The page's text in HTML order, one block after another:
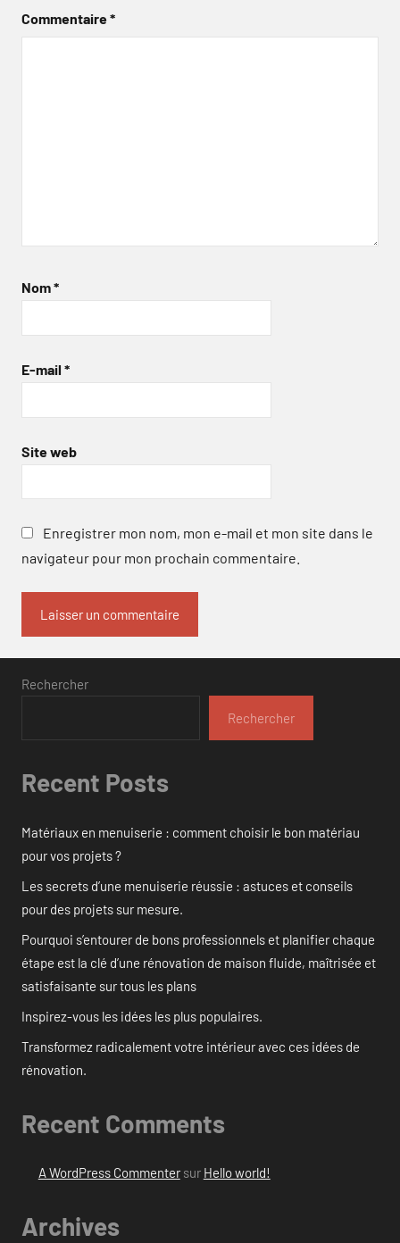
Commentaire*
Nom*
E-mail *
Site web
Enregistrer mon nom, mon e-mail et mon site dans le
navigateur pour mon prochain commentaire.
Rechercher
Rechercher
Recent Posts
Matériaux en menuiserie : comment choisir le bon matériau
pour vos projets ?
Les secrets d’une menuiserie réussie : astuces et conseils
pour des projets sur mesure.
Pourquoi s’entourer de bons professionnels et planifier chaque
étape est la clé d’une rénovation de maison fluide, maîtrisée et
satisfaisante sur tous les plans
Inspirez-vous les idées les plus populaires.
Transformez radicalement votre intérieur avec ces idées de
rénovation.
Recent Comments
A WordPress Commentersur Hello world!
Archives